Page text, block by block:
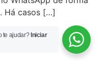
Há casos […]
te ajudar? Iniciar